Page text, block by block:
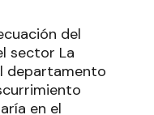
del
sector La
departamento
en el